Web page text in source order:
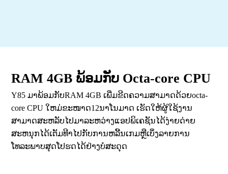
RAM 4GB ພ້ອມກັບ Octa-core CPU
Y85 ມາພ້ອມກັບRAM 4GB ເພີ່ມຂີດຄວາມສາມາດດ້ວຍocta-
core CPU ໃຫມ່ຂະໜາດ12ນາໂນມາດ ເຮັດໃຫ້ຜູ້ໃຊ້ງານ
ສາມາດສະຫລັບໄປມາລະຫວ່າງແອປພິເຄຊັນໄດ້ງ່າຍດ່າຍ
ສະຫນຸກໄດ້ເຕັມທີາໄປກັບການຫລີ້ນເກມຫຼືເບິ່່ງລາຍການ
ໂທລະພາບສຸດໂປຮດໄດ້ຢ່າງບໍສະດຸດ